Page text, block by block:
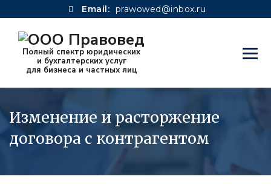
Email: prawowed@inbox.ru
Изменение и расторжение
договора с контрагентом